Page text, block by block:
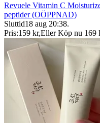
Revuele Vitamin C
peptider (OÖPPNAD)
Sluttid18 aug 20:38.
Pris:159 kr,Eller Köp nu 169